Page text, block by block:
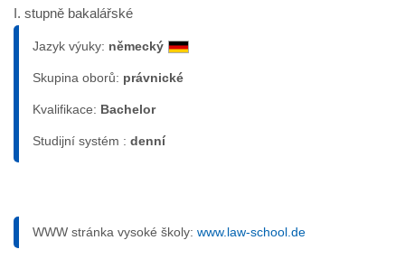
I. stupně bakalářské
Jazyk výuky: německý
Skupina oborů: právnické
Kvalifikace: Bachelor
Studijní systém : denní
WWW stránka vysoké školy: www.law-school.de